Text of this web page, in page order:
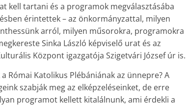
kell tartani és a programok megválasztásába
érintettek – az önkormányzattal, milyen
arról, milyen műsorokra, programokra
Sinka László képviselő urat és az
Központ igazgatója Szigetvári József úr is.
Római Katolikus Plébániának az ünnepre? A
szabják meg az elképzeléseinket, de erre
programot kellett kitalálnunk, ami érdekli a